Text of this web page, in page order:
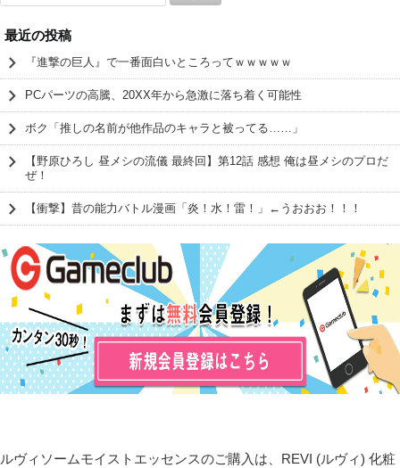
索:
最近の投稿
『進撃の巨人』で一番面白いところってｗｗｗｗｗ
PCパーツの高騰、20XX年から急激に落ち着く可能性
ボク「推しの名前が他作品のキャラと被ってる……」
【野原ひろし 昼メシの流儀 最終回】第12話 感想 俺は昼メシのプロだ
ぜ！
【衝撃】昔の能力バトル漫画「炎！水！雷！」←うおおお！！！
ルヴィソームモイストエッセンスのご購入は、REVI (ルヴィ) 化粧